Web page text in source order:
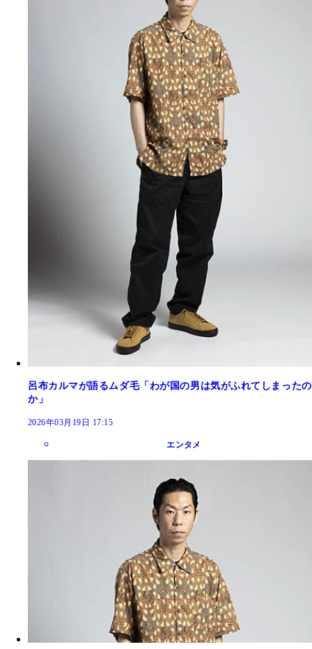
呂布カルマが語るムダ毛「わが国の男は気がふれてしまったの
か」
2026年03月19日 17:15
エンタメ